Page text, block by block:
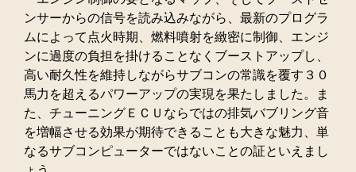
ンサーからの信号を読み込みながら、最新のプログラ
ムによって点火時期、燃料噴射を緻密に制御、エンジ
ンに過度の負担を掛けることなくブーストアップし、
高い耐久性を維持しながらサブコンの常識を覆す３０
馬力を超えるパワーアップの実現を果たしました。ま
た、チューニングＥＣＵならではの排気バブリング音
を増幅させる効果が期待できることも大きな魅力、単
なるサブコンピューターではないことの証といえまし